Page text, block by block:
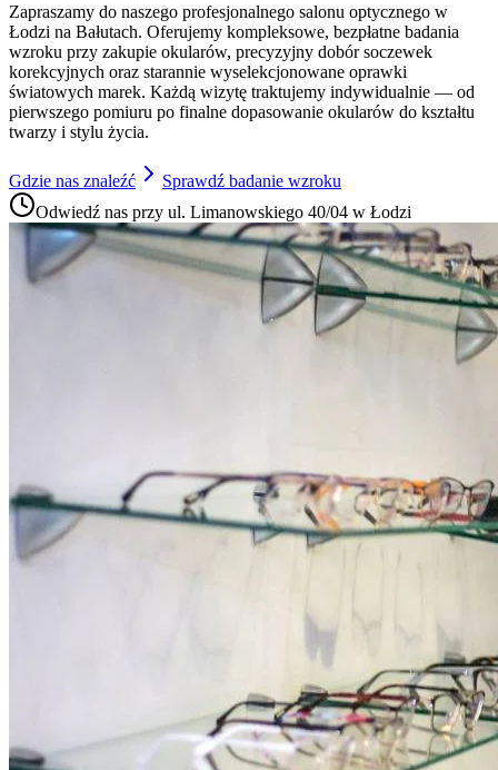
Zapraszamy do naszego profesjonalnego salonu optycznego w
Łodzi na Bałutach. Oferujemy kompleksowe, bezpłatne badania
wzroku przy zakupie okularów, precyzyjny dobór soczewek
korekcyjnych oraz starannie wyselekcjonowane oprawki
światowych marek. Każdą wizytę traktujemy indywidualnie — od
pierwszego pomiuru po finalne dopasowanie okularów do kształtu
twarzy i stylu życia.
Gdzie nas znaleźć
Sprawdź badanie wzroku
Odwiedź nas przy ul. Limanowskiego 40/04 w Łodzi